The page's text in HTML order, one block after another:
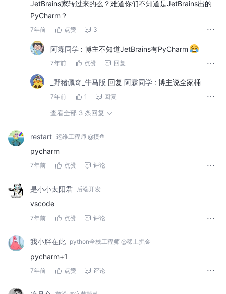
JetBrains家转过来的么？难道你们不知道是JetBrains出的
PyCharm？
7年前 点赞 3
阿霖同学 : 博主不知道JetBrains有PyCharm
7年前 点赞 回复
_野猪佩奇_牛马版 回复 阿霖同学 : 博主说全家桶
7年前 1 回复
查看全部 3 条回复
restart 运维工程师 @摸鱼
pycharm
7年前 点赞 评论
是小小太阳君 后端开发
vscode
7年前 点赞 评论
我小胖在此 python全栈工程师 @稀土掘金
pycharm+1
7年前 点赞 评论